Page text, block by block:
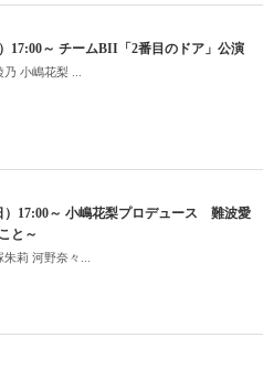
17:00～ チームBII「2番目のドア」公演
小嶋花梨 ...
）17:00～ 小嶋花梨プロデュース 難波愛
と～
莉 河野奈々...